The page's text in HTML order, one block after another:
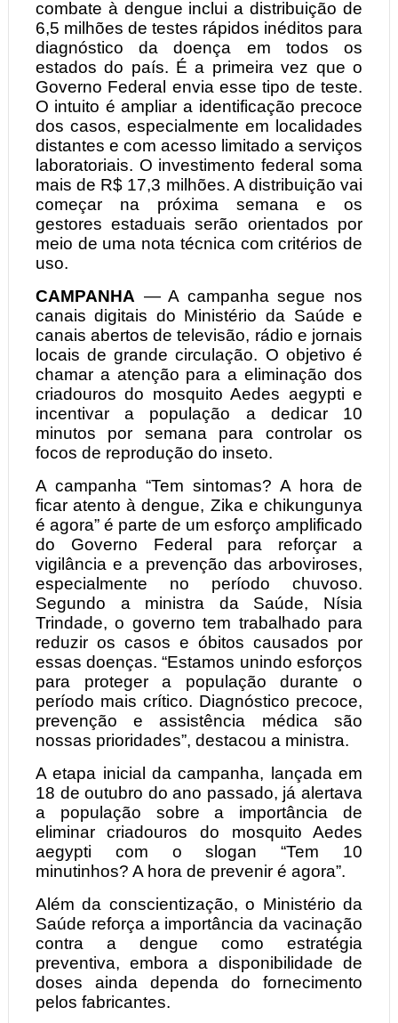
combate à dengue inclui a distribuição de
6,5 milhões de testes rápidos inéditos para
diagnóstico da doença em todos os
estados do país. É a primeira vez que o
Governo Federal envia esse tipo de teste.
O intuito é ampliar a identificação precoce
dos casos, especialmente em localidades
distantes e com acesso limitado a serviços
laboratoriais. O investimento federal soma
mais de R$ 17,3 milhões. A distribuição vai
começar na próxima semana e os
gestores estaduais serão orientados por
meio de uma nota técnica com critérios de
uso.
CAMPANHA — A campanha segue nos
canais digitais do Ministério da Saúde e
canais abertos de televisão, rádio e jornais
locais de grande circulação. O objetivo é
chamar a atenção para a eliminação dos
criadouros do mosquito Aedes aegypti e
incentivar a população a dedicar 10
minutos por semana para controlar os
focos de reprodução do inseto.
A campanha “Tem sintomas? A hora de
ficar atento à dengue, Zika e chikungunya
é agora” é parte de um esforço amplificado
do Governo Federal para reforçar a
vigilância e a prevenção das arboviroses,
especialmente no período chuvoso.
Segundo a ministra da Saúde, Nísia
Trindade, o governo tem trabalhado para
reduzir os casos e óbitos causados por
essas doenças. “Estamos unindo esforços
para proteger a população durante o
período mais crítico. Diagnóstico precoce,
prevenção e assistência médica são
nossas prioridades”, destacou a ministra.
A etapa inicial da campanha, lançada em
18 de outubro do ano passado, já alertava
a população sobre a importância de
eliminar criadouros do mosquito Aedes
aegypti com o slogan “Tem 10
minutinhos? A hora de prevenir é agora”.
Além da conscientização, o Ministério da
Saúde reforça a importância da vacinação
contra a dengue como estratégia
preventiva, embora a disponibilidade de
doses ainda dependa do fornecimento
pelos fabricantes.